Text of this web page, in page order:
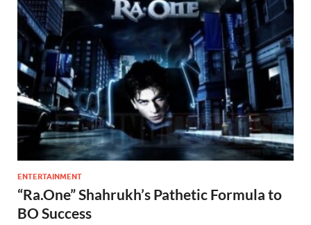
ENTERTAINMENT
“Ra.One” Shahrukh’s Pathetic Formula to
BO Success